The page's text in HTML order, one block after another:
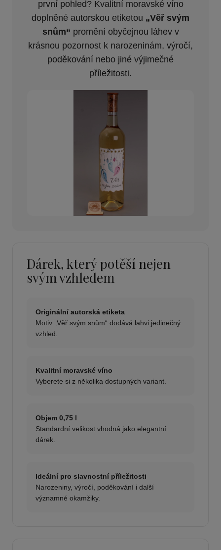
první pohled? Kvalitní moravské víno
doplněné autorskou etiketou „Věř svým
snům“ promění obyčejnou láhev v
krásnou pozornost k narozeninám, výročí,
poděkování nebo jiné výjimečné
příležitosti.
Dárek, který potěší nejen
svým vzhledem
Originální autorská etiketa
Motiv „Věř svým snům“ dodává lahvi jedinečný
vzhled.
Kvalitní moravské víno
Vyberete si z několika dostupných variant.
Objem 0,75 l
Standardní velikost vhodná jako elegantní
dárek.
Ideální pro slavnostní příležitosti
Narozeniny, výročí, poděkování i další
významné okamžiky.